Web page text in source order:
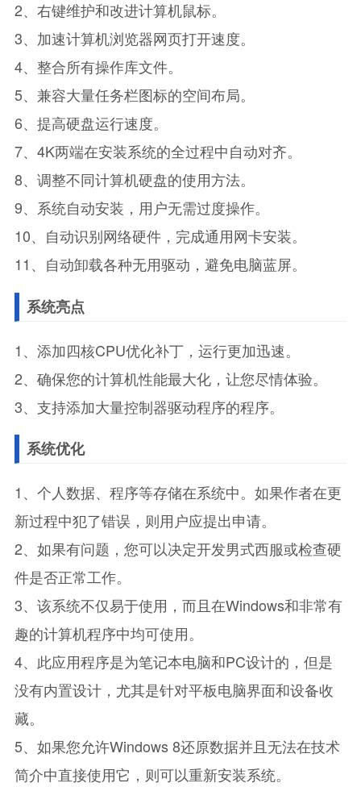
2、右键维护和改进计算机鼠标。
3、加速计算机浏览器网页打开速度。
4、整合所有操作库文件。
5、兼容大量任务栏图标的空间布局。
6、提高硬盘运行速度。
7、4K两端在安装系统的全过程中自动对齐。
8、调整不同计算机硬盘的使用方法。
9、系统自动安装，用户无需过度操作。
10、自动识别网络硬件，完成通用网卡安装。
11、自动卸载各种无用驱动，避免电脑蓝屏。
系统亮点
1、添加四核CPU优化补丁，运行更加迅速。
2、确保您的计算机性能最大化，让您尽情体验。
3、支持添加大量控制器驱动程序的程序。
系统优化
1、个人数据、程序等存储在系统中。如果作者在更
新过程中犯了错误，则用户应提出申请。
2、如果有问题，您可以决定开发男式西服或检查硬
件是否正常工作。
3、该系统不仅易于使用，而且在Windows和非常有
趣的计算机程序中均可使用。
4、此应用程序是为笔记本电脑和PC设计的，但是
没有内置设计，尤其是针对平板电脑界面和设备收
藏。
5、如果您允许Windows 8还原数据并且无法在技术
简介中直接使用它，则可以重新安装系统。